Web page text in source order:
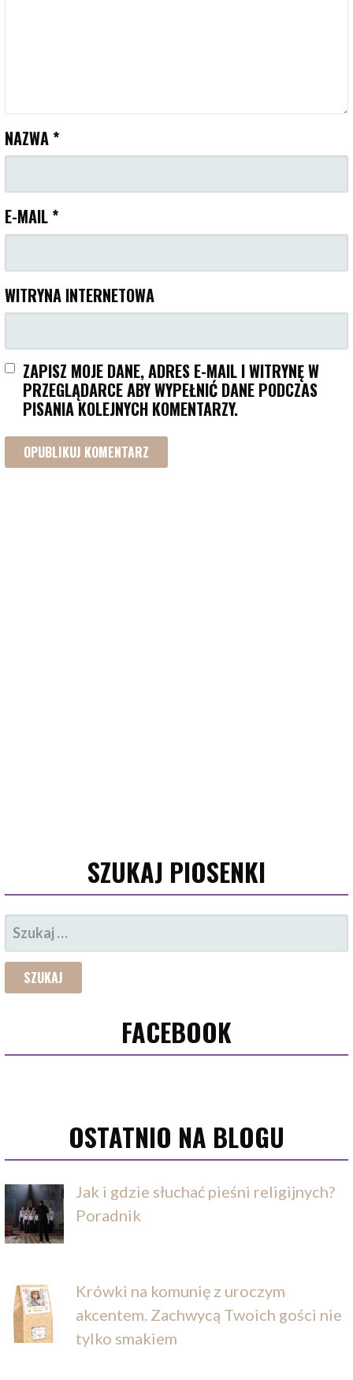
NAZWA *
E-MAIL *
WITRYNA INTERNETOWA
ZAPISZ MOJE DANE, ADRES E-MAIL I WITRYNĘ W
PRZEGLĄDARCE ABY WYPEŁNIĆ DANE PODCZAS
PISANIA KOLEJNYCH KOMENTARZY.
SZUKAJ PIOSENKI
SZUKAJ:
FACEBOOK
OSTATNIO NA BLOGU
Jak i gdzie słuchać pieśni religijnych?
Poradnik
Krówki na komunię z uroczym
akcentem. Zachwycą Twoich gości nie
tylko smakiem